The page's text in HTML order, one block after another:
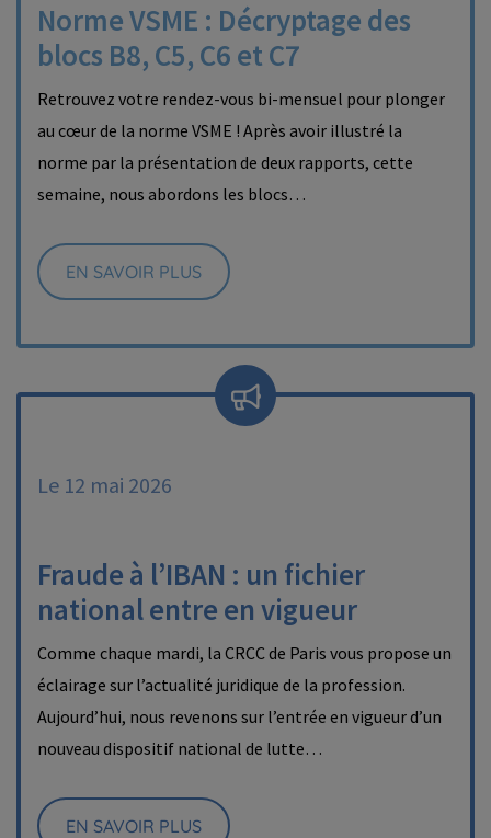
Norme VSME : Décryptage des
blocs B8, C5, C6 et C7
Retrouvez votre rendez-vous bi-mensuel pour plonger
au cœur de la norme VSME ! Après avoir illustré la
norme par la présentation de deux rapports, cette
semaine, nous abordons les blocs…
EN SAVOIR PLUS
Le 12 mai 2026
Fraude à l’IBAN : un fichier
national entre en vigueur
Comme chaque mardi, la CRCC de Paris vous propose un
éclairage sur l’actualité juridique de la profession.
Aujourd’hui, nous revenons sur l’entrée en vigueur d’un
nouveau dispositif national de lutte…
EN SAVOIR PLUS